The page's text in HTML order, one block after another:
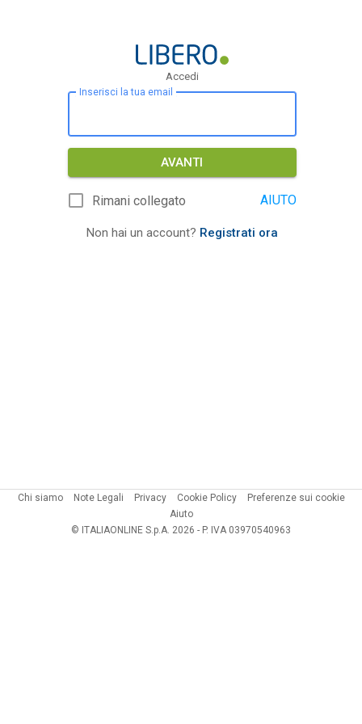
Accedi
Inserisci la tua email
AVANTI
Rimani collegato AIUTO
Non hai un account? Registrati ora
Chi siamo Note Legali Privacy Cookie Policy
Preferenze sui cookie
Aiuto
© ITALIAONLINE S.p.A. 2026 - P. IVA 03970540963